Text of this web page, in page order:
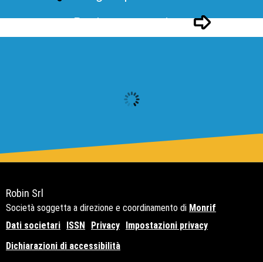
Pagina successivo
Robin Srl
Società soggetta a direzione e coordinamento di Monrif
Dati societari ISSN Privacy Impostazioni privacy
Dichiarazioni di accessibilità